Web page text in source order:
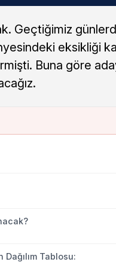
Geçtiğimiz
eksikliği
Buna göre
Tablosu: